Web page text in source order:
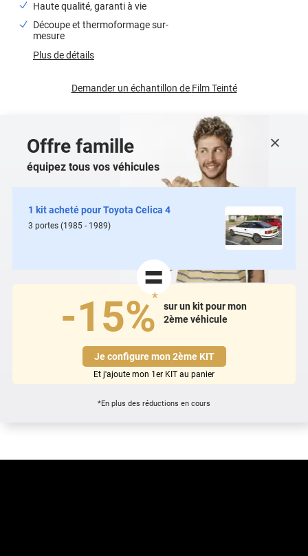
Haute qualité, garanti à vie
Découpe et thermoformage sur-
mesure
Plus de détails
Demander un échantillon de Film Teinté
Offre famille
équipez tous vos véhicules
1 kit acheté pourToyota Celica 4
3portes (1985 - 1989)
=
-15%*
sur un kit pour mon
2ème véhicule
Je configure mon 2ème KIT
Et j'ajoute mon 1er KIT au panier
*En plus des réductions en cours